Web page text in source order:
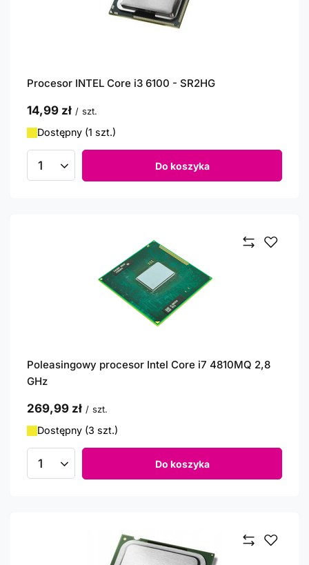
Procesor INTEL Core i3 6100 - SR2HG
14,99 zł / szt.
Dostępny (1 szt.)
Ilość produktów Do koszyka
Poleasingowy procesor Intel Core i7 4810MQ 2,8
GHz
269,99 zł / szt.
Dostępny (3 szt.)
Ilość produktów Do koszyka